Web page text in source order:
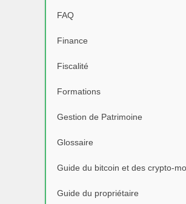
FAQ
Finance
Fiscalité
Formations
Gestion de Patrimoine
Glossaire
Guide du bitcoin et des crypto-
Guide du propriétaire